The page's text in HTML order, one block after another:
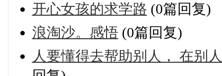
开心女孩的求学路 (0篇回复)
浪淘沙。感悟 (0篇回复)
人要懂得去帮助别人， 在别